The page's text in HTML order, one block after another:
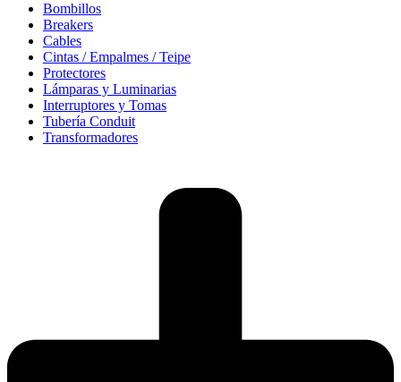
Bombillos
Breakers
Cables
Cintas / Empalmes / Teipe
Protectores
Lámparas y Luminarias
Interruptores y Tomas
Tubería Conduit
Transformadores